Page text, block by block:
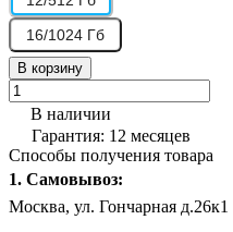
16/1024 Гб
В корзину
В наличии
Гарантия: 12 месяцев
Способы получения товара
1. Самовывоз:
Москва, ул. Гончарная д.26к1